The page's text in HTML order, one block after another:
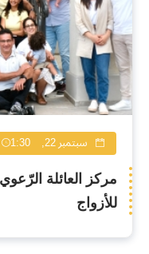
سبتمبر 22, 2025 1:30 م
مركز العائلة
للأزواج